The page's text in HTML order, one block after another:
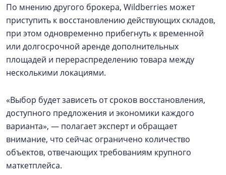
По мнению другого брокера, Wildberries может
приступить к восстановлению действующих складов,
при этом одновременно прибегнуть к временной
или долгосрочной аренде дополнительных
площадей и перераспределению товара между
несколькими локациями.
«Выбор будет зависеть от сроков восстановления,
доступного предложения и экономики каждого
варианта», — полагает эксперт и обращает
внимание, что сейчас ограничено количество
объектов, отвечающих требованиям крупного
маткетплейса.